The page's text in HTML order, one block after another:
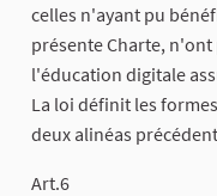
celles n'ayant pu
présente Charte, n'ont
l'éducation digitale
La loi définit les
deux alinéas
Art.6